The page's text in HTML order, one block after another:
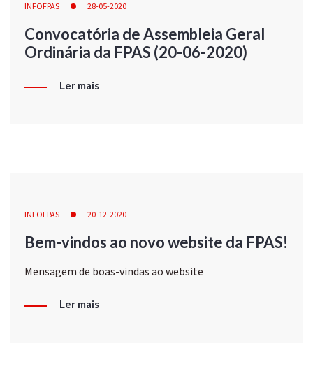
INFOFPAS 28-05-2020
Convocatória de Assembleia Geral
Ordinária da FPAS (20-06-2020)
Ler mais
INFOFPAS 20-12-2020
Bem-vindos ao novo website da FPAS!
Mensagem de boas-vindas ao website
Ler mais